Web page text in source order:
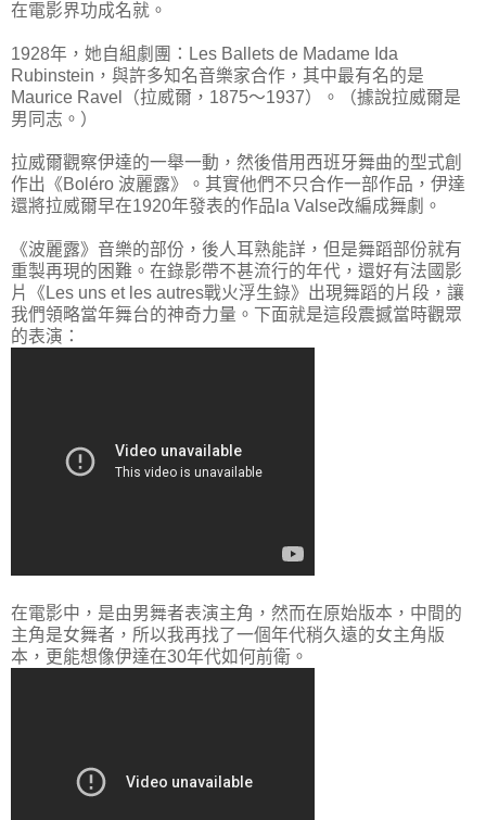
在電影界功成名就。
1928年，她自組劇團：Les Ballets de Madame Ida
Rubinstein，與許多知名音樂家合作，其中最有名的是
Maurice Ravel（拉威爾，1875～1937）。（據說拉威爾是
男同志。）
拉威爾觀察伊達的一舉一動，然後借用西班牙舞曲的型式創
作出《Boléro 波麗露》。其實他們不只合作一部作品，伊達
還將拉威爾早在1920年發表的作品la Valse改編成舞劇。
《波麗露》音樂的部份，後人耳熟能詳，但是舞蹈部份就有
重製再現的困難。在錄影帶不甚流行的年代，還好有法國影
片《Les uns et les autres戰火浮生錄》出現舞蹈的片段，讓
我們領略當年舞台的神奇力量。下面就是這段震撼當時觀眾
的表演：
在電影中，是由男舞者表演主角，然而在原始版本，中間的
主角是女舞者，所以我再找了一個年代稍久遠的女主角版
本，更能想像伊達在30年代如何前衛。